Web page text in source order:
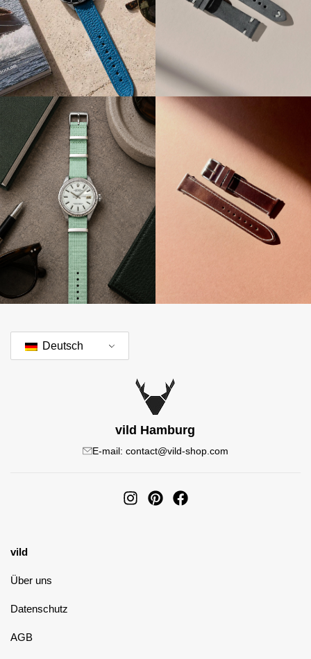
Deutsch
vild Hamburg
E-mail: contact@vild-shop.com
vild
Über uns
Datenschutz
AGB